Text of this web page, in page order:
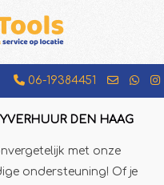
06-19384451
DEN HAAG
met onze
ondersteuning! Of je